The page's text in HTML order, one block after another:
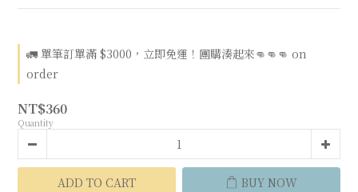
🚛 單筆訂單滿 $3000，立即免運！團購湊起來👊👊👊 on
order
NT$360
Quantity
ADD TO CART BUY NOW